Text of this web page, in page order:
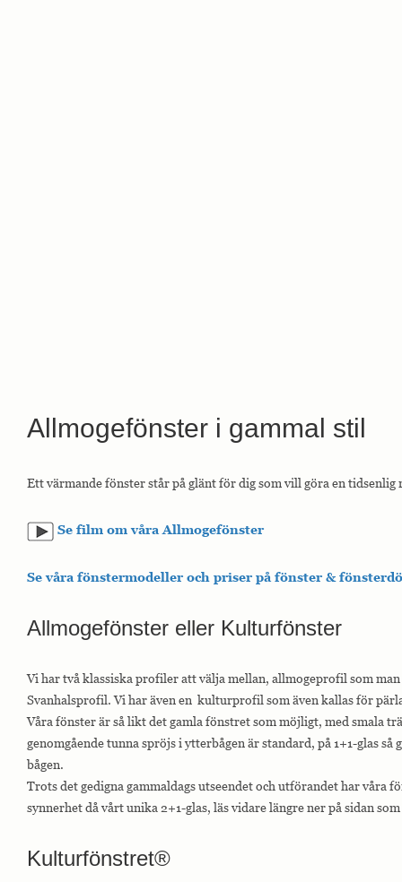
Allmogefönster i gammal stil
Ett värmande fönster står på glänt för dig som vill göra en
Se film om våra Allmogefönster
Se våra fönstermodeller och priser på fönster &
Allmogefönster eller Kulturfönster
Vi har två klassiska profiler att välja mellan, allmogeprofil som
Svanhalsprofil. Vi har även en kulturprofil som även kallas för
Våra fönster är så likt det gamla fönstret som möjligt, med smala
genomgående tunna spröjs i ytterbågen är standard, på 1+1-glas
bågen.
Trots det gedigna gammaldags utseendet och utförandet har våra
synnerhet då vårt unika 2+1-glas, läs vidare längre ner på sidan
Kulturfönstret®